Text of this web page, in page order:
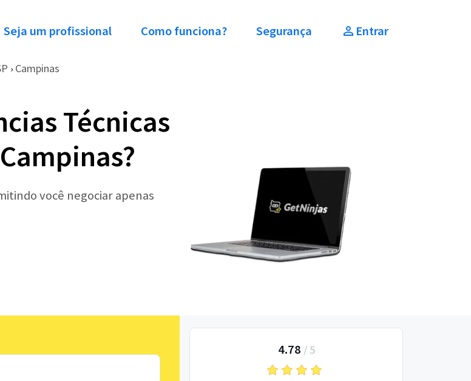
Seja um profissional Como funciona? Segurança Entrar
› Campinas
Técnicas
você negociar apenas
4.78 / 5